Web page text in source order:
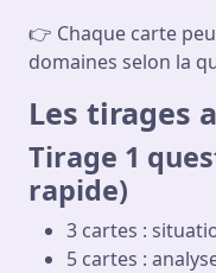
👉 Chaque carte
domaines selon la
Les tirages
Tirage 1
rapide)
3 cartes :
5 cartes :